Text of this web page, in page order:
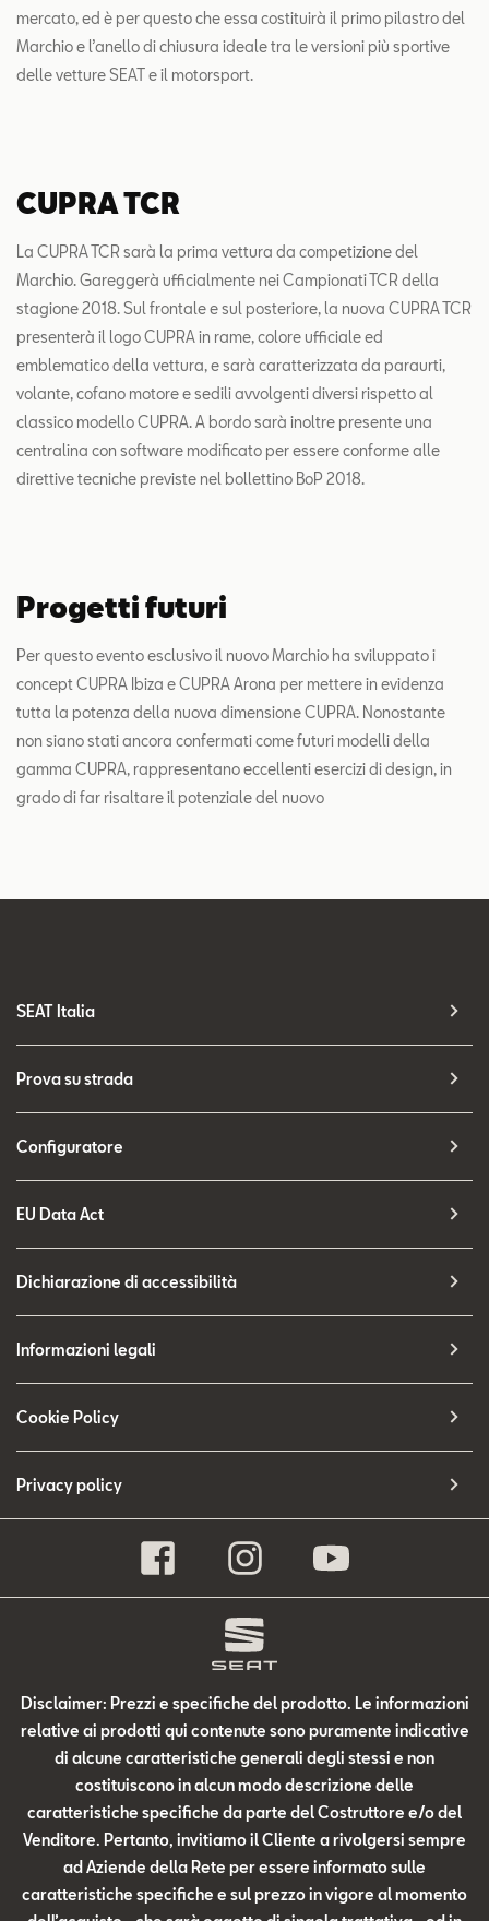
mercato, ed è per questo che essa costituirà il primo pilastro del
Marchio e l’anello di chiusura ideale tra le versioni più sportive
delle vetture SEAT e il motorsport.
CUPRA TCR
La CUPRA TCR sarà la prima vettura da competizione del
Marchio. Gareggerà ufficialmente nei Campionati TCR della
stagione 2018. Sul frontale e sul posteriore, la nuova CUPRA TCR
presenterà il logo CUPRA in rame, colore ufficiale ed
emblematico della vettura, e sarà caratterizzata da paraurti,
volante, cofano motore e sedili avvolgenti diversi rispetto al
classico modello CUPRA. A bordo sarà inoltre presente una
centralina con software modificato per essere conforme alle
direttive tecniche previste nel bollettino BoP 2018.
Progetti futuri
Per questo evento esclusivo il nuovo Marchio ha sviluppato i
concept CUPRA Ibiza e CUPRA Arona per mettere in evidenza
tutta la potenza della nuova dimensione CUPRA. Nonostante
non siano stati ancora confermati come futuri modelli della
gamma CUPRA, rappresentano eccellenti esercizi di design, in
grado di far risaltare il potenziale del nuovo
SEAT Italia
Prova su strada
Configuratore
EU Data Act
Dichiarazione di accessibilità
Informazioni legali
Cookie Policy
Privacy policy
Disclaimer: Prezzi e specifiche del prodotto. Le informazioni
relative ai prodotti qui contenute sono puramente indicative
di alcune caratteristiche generali degli stessi e non
costituiscono in alcun modo descrizione delle
caratteristiche specifiche da parte del Costruttore e/o del
Venditore. Pertanto, invitiamo il Cliente a rivolgersi sempre
ad Aziende della Rete per essere informato sulle
caratteristiche specifiche e sul prezzo in vigore al momento